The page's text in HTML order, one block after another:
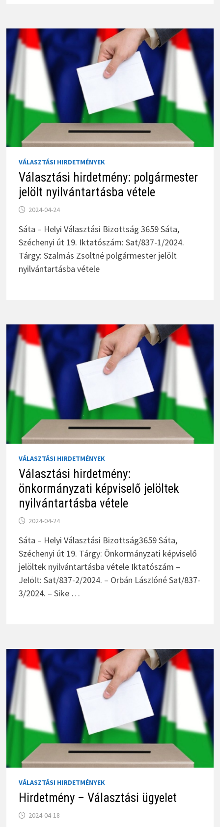
VÁLASZTÁSI HIRDETMÉNYEK
Választási hirdetmény: polgármester
jelölt nyilvántartásba vétele
2024-04-24
Sáta – Helyi Választási Bizottság 3659 Sáta,
Széchenyi út 19. Iktatószám: Sat/837-1/2024.
Tárgy: Szalmás Zsoltné polgármester jelölt
nyilvántartásba vétele
VÁLASZTÁSI HIRDETMÉNYEK
Választási hirdetmény:
önkormányzati képviselő jelöltek
nyilvántartásba vétele
2024-04-24
Sáta – Helyi Választási Bizottság3659 Sáta,
Széchenyi út 19. Tárgy: Önkormányzati képviselő
jelöltek nyilvántartásba vétele Iktatószám –
Jelölt: Sat/837-2/2024. – Orbán Lászlóné Sat/837-
3/2024. – Sike …
VÁLASZTÁSI HIRDETMÉNYEK
Hirdetmény – Választási ügyelet
2024-04-18